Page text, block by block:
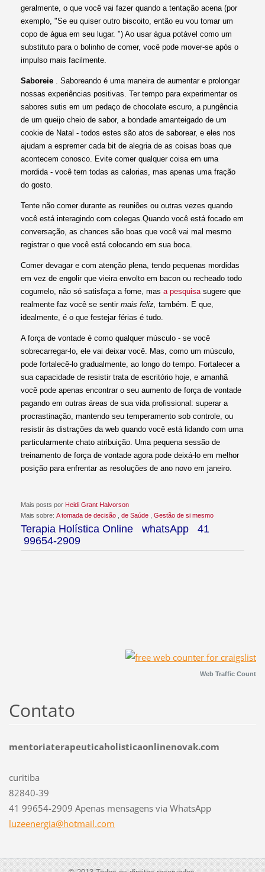
geralmente, o que você vai fazer quando a tentação acena (por
exemplo, "Se eu quiser outro biscoito, então eu vou tomar um
copo de água em seu lugar. ") Ao usar água potável como um
substituto para o bolinho de comer, você pode mover-se após o
impulso mais facilmente.
Saboreie. Saboreando é uma maneira de aumentar e prolongar
nossas experiências positivas. Ter tempo para experimentar os
sabores sutis em um pedaço de chocolate escuro, a pungência
de um queijo cheio de sabor, a bondade amanteigado de um
cookie de Natal - todos estes são atos de saborear, e eles nos
ajudam a espremer cada bit de alegria de as coisas boas que
acontecem conosco. Evite comer qualquer coisa em uma
mordida - você tem todas as calorias, mas apenas uma fração
do gosto.
Tente não comer durante as reuniões ou outras vezes quando
você está interagindo com colegas.Quando você está focado em
conversação, as chances são boas que você vai mal mesmo
registrar o que você está colocando em sua boca.
Comer devagar e com atenção plena, tendo pequenas mordidas
em vez de engolir que vieira envolto em bacon ou recheado todo
cogumelo, não só satisfaça a fome, mas a pesquisasugere que
realmente faz você se sentir mais feliz, também. E que,
idealmente, é o que festejar férias é tudo.
A força de vontade é como qualquer músculo - se você
sobrecarregar-lo, ele vai deixar você. Mas, como um músculo,
pode fortalecê-lo gradualmente, ao longo do tempo. Fortalecer a
sua capacidade de resistir trata de escritório hoje, e amanhã
você pode apenas encontrar o seu aumento de força de vontade
pagando em outras áreas de sua vida profissional: superar a
procrastinação, mantendo seu temperamento sob controle, ou
resistir às distrações da web quando você está lidando com uma
particularmente chato atribuição. Uma pequena sessão de
treinamento de força de vontade agora pode deixá-lo em melhor
posição para enfrentar as resoluções de ano novo em janeiro.
Mais posts por Heidi Grant Halvorson
Mais sobre: ​​A tomada de decisão, de Saúde, Gestão de si mesmo
Terapia Holística Online whatsApp 41
99654-2909
Web Traffic Count
Contato
mentoriaterapeuticaholisticaonlinenovak.com
curitiba
82840-39
41 99654-2909 Apenas mensagens via WhatsApp
luzeenergia@hotmail.com